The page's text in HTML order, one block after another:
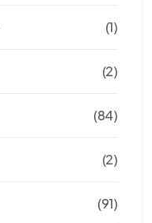
(1)
(2)
(84)
(2)
(91)